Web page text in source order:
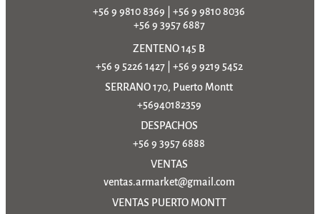
+56 9 9810 8369
+56 9 9810 8036
+56 9 3957 6887
ZENTENO 145 B
+56 9 5226 1427| +56 9 9219 5452
SERRANO 170, Puerto Montt
+56940182359
DESPACHOS
+56 9 3957 6888
VENTAS
ventas.armarket@gmail.com
VENTAS PUERTO MONTT